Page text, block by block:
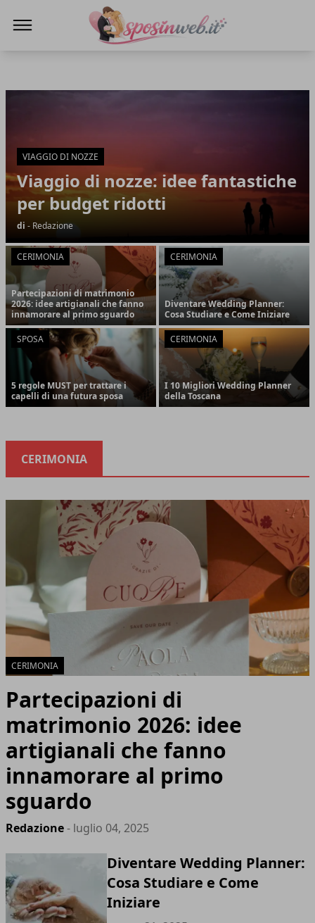
VIAGGIO DI NOZZE
Viaggio di nozze: idee fantastiche
per budget ridotti
di - Redazione
CERIMONIA
Partecipazioni di matrimonio
2026: idee artigianali che fanno
innamorare al primo sguardo
CERIMONIA
Diventare Wedding Planner:
Cosa Studiare e Come Iniziare
SPOSA
5 regole MUST per trattare i
capelli di una futura sposa
CERIMONIA
I 10 Migliori Wedding Planner
della Toscana
CERIMONIA
CERIMONIA
Partecipazioni di
matrimonio 2026: idee
artigianali che fanno
innamorare al primo
sguardo
Redazione- luglio 04, 2025
Diventare Wedding Planner:
Cosa Studiare e Come
Iniziare